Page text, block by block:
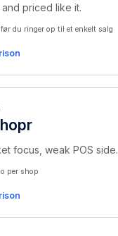
priced like it.
du ringer op til et enkelt salg
focus, weak POS side.
per shop